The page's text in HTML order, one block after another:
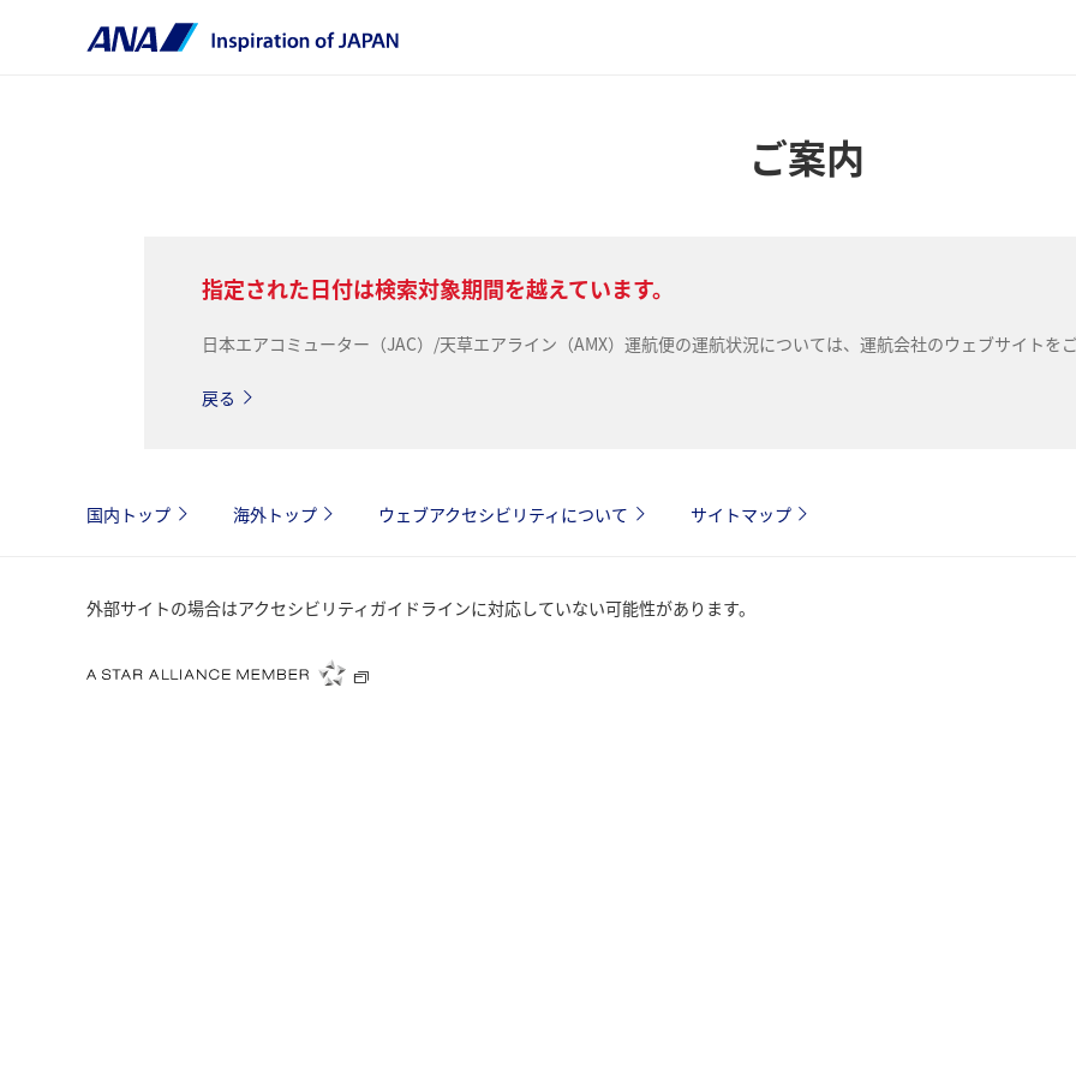
ご案内
指定された日付は検索対象期間を越えています。
日本エアコミューター（JAC）/天草エアライン（AMX）運航便の運航状況については、運航会社のウェブサイトを
戻る
国内トップ 海外トップ ウェブアクセシビリティについて サイトマップ
外部サイトの場合はアクセシビリティガイドラインに対応していない可能性があります。